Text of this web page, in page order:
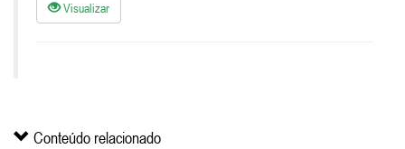
Visualizar
Conteúdo relacionado